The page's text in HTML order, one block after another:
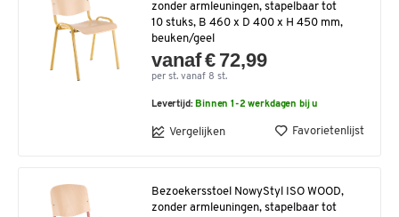
zonder armleuningen, stapelbaar tot
10 stuks, B 460 x D 400 x H 450 mm,
beuken/geel
vanaf € 72,99
per st. vanaf 8 st.
Levertijd: Binnen 1-2 werkdagen bij u
Vergelijken Favorietenlijst
Bezoekersstoel NowyStyl ISO WOOD,
zonder armleuningen, stapelbaar tot